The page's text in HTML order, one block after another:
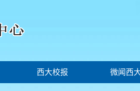
西大校报 微闻西